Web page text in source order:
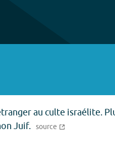
au culte israélite.
Juif. source